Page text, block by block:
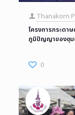
Thanakorn
โครงการกระด
ภูมิปัญญาของชุม
0